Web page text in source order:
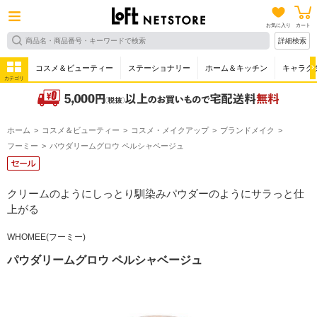
お気に入り カート
詳細検索
カテゴリ
コスメ＆ビューティー ステーショナリー ホーム＆キッチン キャラク
ホーム コスメ＆ビューティー コスメ・メイクアップ
ブランドメイク
フーミー
パウダリームグロウ ペルシャベージュ
クリームのようにしっとり馴染みパウダーのようにサラっと仕
上がる
WHOMEE(フーミー)
パウダリームグロウ ペルシャベージュ